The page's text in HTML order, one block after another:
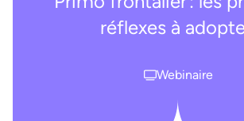
réflexes à
Webinaire